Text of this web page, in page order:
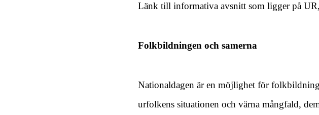
Länk till informativa avsnitt som ligger på
Folkbildningen och samerna
Nationaldagen är en möjlighet för
urfolkens situationen och värna mångfald,